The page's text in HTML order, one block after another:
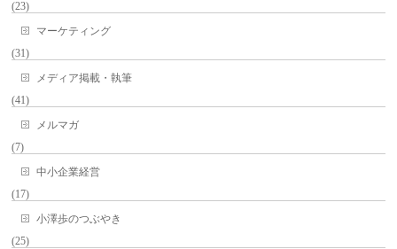
(23)
マーケティング
(31)
メディア掲載・執筆
(41)
メルマガ
(7)
中小企業経営
(17)
小澤歩のつぶやき
(25)